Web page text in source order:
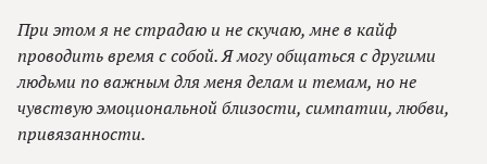
При этом я не страдаю и не скучаю, мне в кайф
проводить время с собой. Я могу общаться с другими
людьми по важным для меня делам и темам, но не
чувствую эмоциональной близости, симпатии, любви,
привязанности.